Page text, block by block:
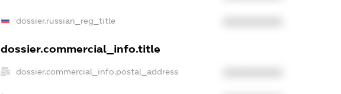
dossier.russian_reg_title
dossier.commercial_info.title
dossier.commercial_info.postal_address